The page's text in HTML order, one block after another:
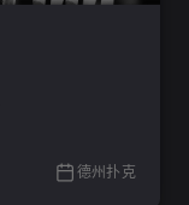
德州扑克